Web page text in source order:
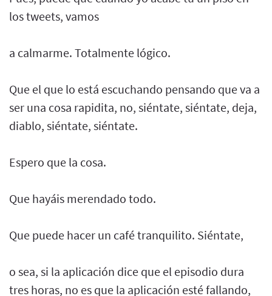
los tweets, vamos
a calmarme. Totalmente lógico.
Que el que lo está escuchando pensando que va a
ser una cosa rapidita, no, siéntate, siéntate, deja,
diablo, siéntate, siéntate.
Espero que la cosa.
Que hayáis merendado todo.
Que puede hacer un café tranquilito. Siéntate,
o sea, si la aplicación dice que el episodio dura
tres horas, no es que la aplicación esté fallando,